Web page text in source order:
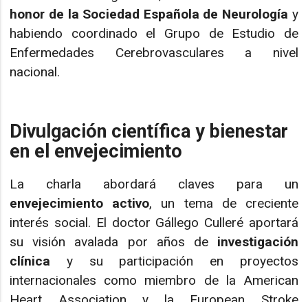
honor de la Sociedad Española de Neurología y
habiendo coordinado el Grupo de Estudio de
Enfermedades Cerebrovasculares a nivel
nacional.
Divulgación científica y bienestar
en el envejecimiento
La charla abordará claves para un
envejecimiento activo, un tema de creciente
interés social. El doctor Gállego Culleré aportará
su visión avalada por años de investigación
clínica y su participación en proyectos
internacionales como miembro de la American